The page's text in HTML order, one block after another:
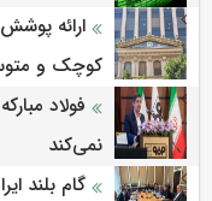
ارائه
کوچک و
فولاد
نمی‌کند
گام بلند